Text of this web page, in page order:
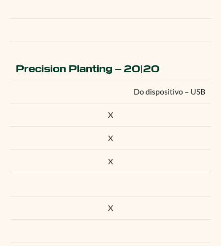
Precision Planting – 20|20
Do dispositivo – USB
X
X
X
X